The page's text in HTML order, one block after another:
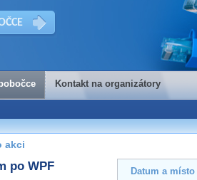
na organizátory
dotaz na organizátory této akce,
nás kontaktovat na e-mailu:
Kontakt na organizátory
akci
po WPF Datum a